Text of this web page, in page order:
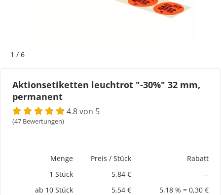
1 / 6
Aktionsetiketten leuchtrot "-30%" 32 mm,
permanent
4.8 von 5
(47 Bewertungen)
Menge Preis / Stück
Rabatt
1 Stück
5,84 €
--
ab 10 Stück
5,54 €
5,18 % = 0,30 €
Etikettenspender
Etiketten auf Rolle
Thermoetiketten